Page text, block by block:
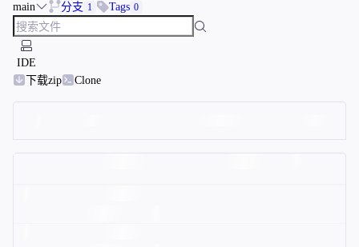
main 分支 1 Tags 0
IDE
下载zip
Clone